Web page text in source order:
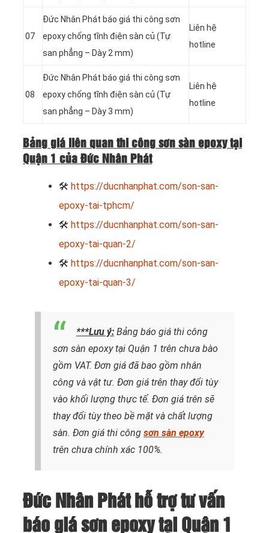
07
Đức Nhân Phát báo giá thi công sơn
epoxy chống tĩnh điện sàn củ (Tự
san phẳng – Dày 2 mm)
Liên hệ
hotline
08
Đức Nhân Phát báo giá thi công sơn
epoxy chống tĩnh điện sàn củ (Tự
san phẳng – Dày 3 mm)
Liên hệ
hotline
Bảng giá liên quan thi công sơn sàn epoxy tại
Quận 1 của Đức Nhân Phát
🛠 https://ducnhanphat.com/son-san-
epoxy-tai-tphcm/
🛠 https://ducnhanphat.com/son-san-
epoxy-tai-quan-2/
🛠 https://ducnhanphat.com/son-san-
epoxy-tai-quan-3/
***Lưu ý: Bảng báo giá thi công
sơn sàn epoxy tại Quận 1 trên chưa bào
gồm VAT. Đơn giá đã bao gồm nhân
công và vật tư. Đơn giá trên thay đổi tùy
vào khối lượng thực tế. Đơn giá trên sẽ
thay đổi tùy theo bề mặt và chất lượng
sàn. Đơn giá thi công sơn sàn epoxy
trên chưa chính xác 100%.
Đức Nhân Phát hỗ trợ tư vấn
báo giá sơn epoxy tại Quận 1